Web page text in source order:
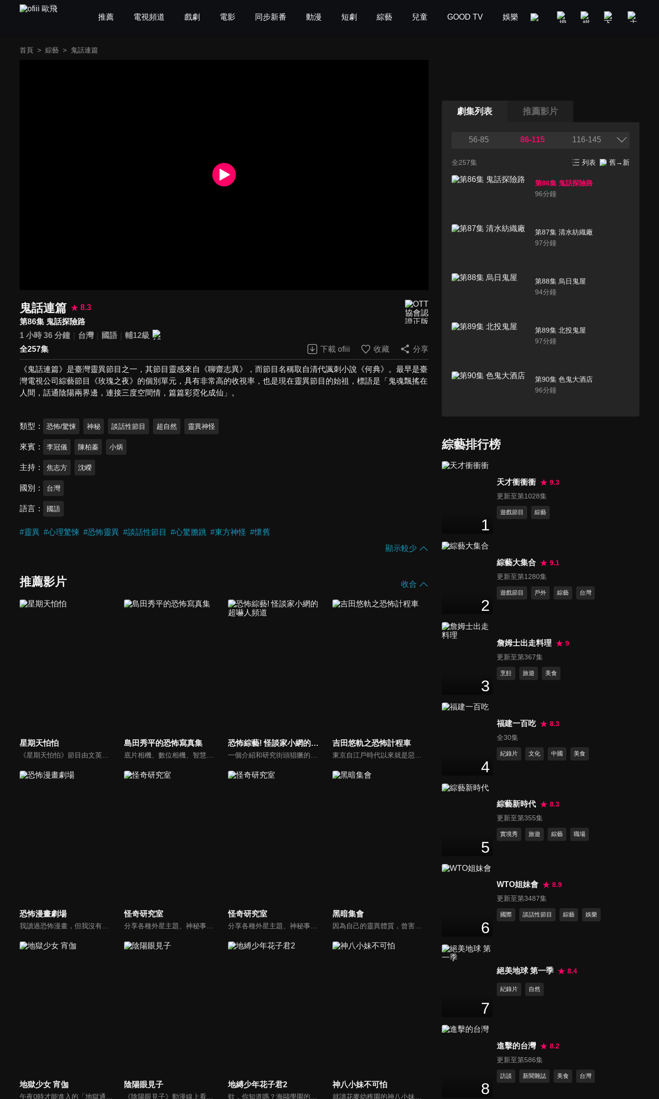
推薦 電視頻道 戲劇 電影 同步新番 動漫 短劇 綜藝 兒童 GOOD TV 娛樂 美食旅遊 新聞政論
首頁 > 綜藝 > 鬼話連篇
鬼話連篇
8.3
第86集 鬼話探險路
1 小時 36 分鐘
台灣 國語
輔12級
全257集
下載 ofiii 收藏 分享
《鬼話連篇》是臺灣靈異節目之一，其節目靈感來自《聊齋志異》，而節目名稱取自清代諷刺小說《何典》。最早是臺
灣電視公司綜藝節目《玫瑰之夜》的個別單元，具有非常高的收視率，也是現在靈異節目的始祖，標語是「鬼魂飄搖在
人間，話通陰陽兩界邊，連接三度空間情，篇篇彩霓化成仙」。
類型 恐怖/驚悚 神秘 談話性節目 超自然 靈異神怪
來賓 李冠儀 陳柏蓁 小炳
主持 焦志方 沈嶸
國別 台灣
語言 國語
#靈異 #心理驚悚 #恐怖靈異 #談話性節目 #心驚膽跳 #東方神怪 #懷舊
顯示較少
推薦影片 收合
星期天怕怕 島田秀平的恐怖寫真集 恐怖綜藝! 怪談家小網的超嚇人頻道 吉田悠軌之恐怖計程車
東京自江戶時代以來就是惡怨之地，時至今日，這裡依然不斷誕生新的鬼故事，節目中將搭乘由靈媒司機阿真先生駕駛的「恐怖計程車」以及在怪談社團「玉米會」會長-吉田悠軌的帶領下，踏上遊歷東京各地怪異事件發生地的旅程！一路上，會分享與鬼故事和個人經驗相關的內容。
恐怖漫畫劇場 怪奇研究室
分享各種外星主題、神秘事件、都市傳說、懸案與未解之謎的故事。
怪奇研究室 黑暗集會
地獄少女 宵伽
午夜0時才能進入的「地獄通信」在此寫下無法消除的怨恨，地獄少女就會現身，將憎恨的人流放至地獄……看似是年輕人之間流傳的都市傳說，其實是真實的故事。
陰陽眼見子
《陰陽眼見子》動漫線上看。看見不應該看見的東西時，換作是你會怎麼做呢……？要是「那些東西」和你講話，亦或是朝著你走過來的話，你又會怎麼做呢……？女高中生‧四谷見子所採取的行動是——徹底的無視！這是擁有著鋼鐵般的精神的女高中生靠著她的無視技能，迴避那些異形般的可怕傢伙們的故事。
地縛少年花子君2
欸，你知道嗎？海鷗學園的七大不可思議中的第七則故事。舊校舍三樓的女生廁所。花子就在那裡，祂會實現用一個代價將自己召喚出來的人的願望。召喚方式是敲三下門。然後──「花子、花子，您在嗎？」八尋寧寧是與人稱七大不可思議的第七則「廁所裡的花子」的「花子同學」結緣的少女。以及驅魔少年源光。他們兩人每天都與花子同學一同奔走，將被改變的七大不可思議與怪異們恢復原狀。某天，花子同學說了。七大不可思議中有叛徒。寧寧等人為了揪出叛徒，逐一破壞七大不可思議的附體之物。他們已破壞第二則「岬之階梯」與第五則「16時的書庫」，剩下的七大不可思議包括「廁所裡的花子」在內，還有五則……另一方面，花子同學的弟弟司，與七峰櫻、日向夏彥，還有變成新的七大不可思議的第三則「鏡子地獄」的三葉，一同逼近寧寧他們還沒見過的七大不可思議──
神八小妹不可怕
就讀花麥幼稚園的神八小妹，其實擁有超強的靈能力。她在人們毫不知情的情況下，不斷把悄悄接近朋友和家人的「妖魔鬼怪」狠狠痛毆一頓、全部打飛。然而，她的言行卻得不到理解，還被當成問題兒童看待。但是，自從擔任班導的千枝老師知道了這個祕密之後，神八小妹在幼稚園的每一天，也開始出現了些許變化──接二連三冒出來的詭異、兇惡怪異們，今天也一樣，神八小妹的拳頭照樣炸裂開打！
劇集列表 推薦影片
56-85 86-115 116-145
全257集 列表 舊→新
第86集 鬼話探險路
96分鐘
第87集 清水紡織廠
97分鐘
第88集 烏日鬼屋
94分鐘
第89集 北投鬼屋
97分鐘
第90集 色鬼大酒店
96分鐘
第92集 北投鬼屋
95 分鐘
第94集 靈異追追追特輯
第96集 清水紡織廠
第97集 龜山八豆公
第99集 幽靈撞球場
49
分鐘
48
分鐘
第101集 身驚百戰
第102集 黑幫輓歌
第104集 眷村冤靈
48分鐘
綜藝排行榜
1
天才衝衝衝
9.3
更新至第1028集
遊戲節目 綜藝
2
綜藝大集合
9.1
更新至第1280集
遊戲節目 戶外 綜藝 台灣
3
詹姆士出走料理
9
更新至第367集
烹飪 旅遊 美食
4
福建一百吃
8.3
全30集
紀錄片 文化 中國 美食
5
綜藝新時代
8.3
更新至第355集
實境秀 旅遊 綜藝 職場
6
WTO姐妹會
8.9
更新至第3487集
國際 談話性節目 綜藝 娛樂
7
絕美地球 第一季 8.4
紀錄片 自然
8
進擊的台灣
8.2
更新至第586集
訪談 新聞雜誌 美食 台灣